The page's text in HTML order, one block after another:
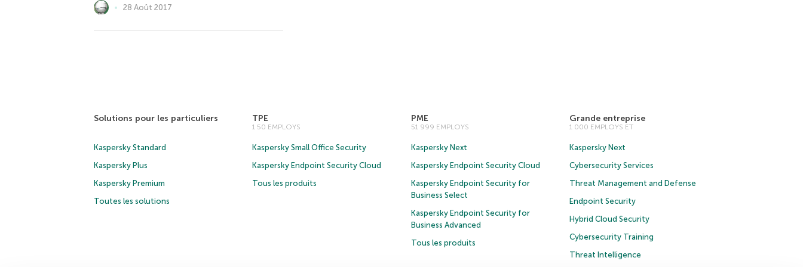
28 Août 2017
Solutions pour les particuliers
Kaspersky Standard
Kaspersky Plus
Kaspersky Premium
Toutes les solutions
TPE
1 50 EMPLOYS
Kaspersky Small Office Security
Kaspersky Endpoint Security Cloud
Tous les produits
PME
51 999 EMPLOYS
Kaspersky Next
Kaspersky Endpoint Security Cloud
Kaspersky Endpoint Security for
Business Select
Kaspersky Endpoint Security for
Business Advanced
Tous les produits
Grande entreprise
1 000 EMPLOYS ET
Kaspersky Next
Cybersecurity Services
Threat Management and Defense
Endpoint Security
Hybrid Cloud Security
Cybersecurity Training
Threat Intelligence